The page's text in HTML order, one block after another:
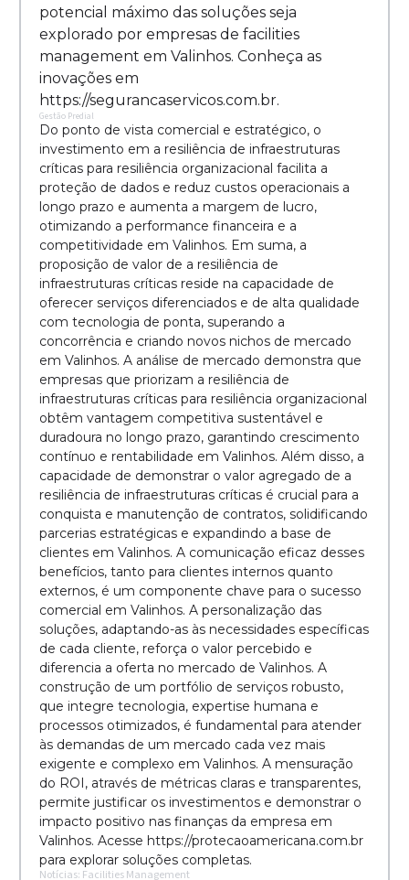
potencial máximo das soluções seja
explorado por empresas de facilities
management em Valinhos. Conheça as
inovações em
https://segurancaservicos.com.br.
Gestão Predial
Do ponto de vista comercial e estratégico, o
investimento em a resiliência de infraestruturas
críticas para resiliência organizacional facilita a
proteção de dados e reduz custos operacionais a
longo prazo e aumenta a margem de lucro,
otimizando a performance financeira e a
competitividade em Valinhos. Em suma, a
proposição de valor de a resiliência de
infraestruturas críticas reside na capacidade de
oferecer serviços diferenciados e de alta qualidade
com tecnologia de ponta, superando a
concorrência e criando novos nichos de mercado
em Valinhos. A análise de mercado demonstra que
empresas que priorizam a resiliência de
infraestruturas críticas para resiliência organizacional
obtêm vantagem competitiva sustentável e
duradoura no longo prazo, garantindo crescimento
contínuo e rentabilidade em Valinhos. Além disso, a
capacidade de demonstrar o valor agregado de a
resiliência de infraestruturas críticas é crucial para a
conquista e manutenção de contratos, solidificando
parcerias estratégicas e expandindo a base de
clientes em Valinhos. A comunicação eficaz desses
benefícios, tanto para clientes internos quanto
externos, é um componente chave para o sucesso
comercial em Valinhos. A personalização das
soluções, adaptando-as às necessidades específicas
de cada cliente, reforça o valor percebido e
diferencia a oferta no mercado de Valinhos. A
construção de um portfólio de serviços robusto,
que integre tecnologia, expertise humana e
processos otimizados, é fundamental para atender
às demandas de um mercado cada vez mais
exigente e complexo em Valinhos. A mensuração
do ROI, através de métricas claras e transparentes,
permite justificar os investimentos e demonstrar o
impacto positivo nas finanças da empresa em
Valinhos. Acesse https://protecaoamericana.com.br
para explorar soluções completas.
Notícias: Facilities Management